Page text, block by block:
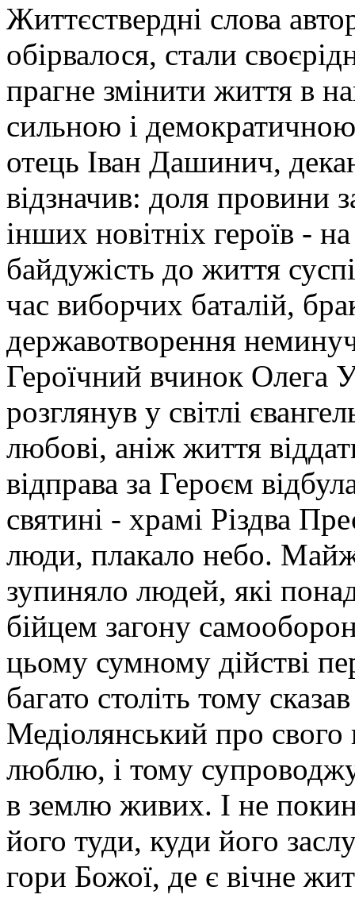
Життєствердні слова
обірвалося, стали
прагне змінити життя в
сильною і
отець Іван Дашинич,
відзначив: доля провини
інших новітніх героїв -
байдужість до життя
час виборчих баталій,
державотворення
Героїчний вчинок Олега
розглянув у світлі
любові, аніж життя
відправа за Героєм
святині - храмі Різдва
люди, плакало небо.
зупиняло людей, які
бійцем загону
цьому сумному дійстві
багато століть тому
Медіолянський про
люблю, і тому
в землю живих. І не
його туди, куди його
гори Божої, де є вічне